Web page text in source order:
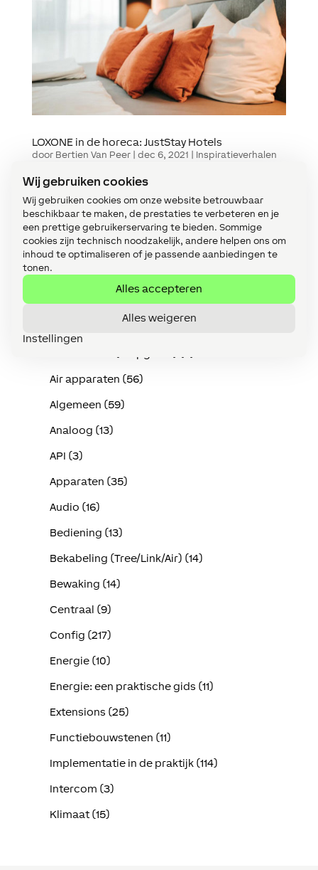
Wij gebruiken cookies
Wij gebruiken cookies om onze website betrouwbaar
beschikbaar te maken, de prestaties te verbeteren en je
een prettige gebruikerservaring te bieden. Sommige
cookies zijn technisch noodzakelijk, andere helpen ons om
inhoud te optimaliseren of je passende aanbiedingen te
tonen.
Alles accepteren
Alles weigeren
Instellingen
LOXONE in de horeca: JustStay Hotels
door Bertien Van Peer| dec 6, 2021 Inspiratieverhalen
Met hun innovatieve concept combineren
exclusief design. Loxone is een existentiële
bouwsteen voor deze nieuwe en volledig
geautomatiseerde hotelervaring. In totaal zijn 3
hotels door Loxone geautomatiseerd en
verdere...
Categories
Air apparaten (56)
Algemeen (59)
Analoog (13)
API (3)
Apparaten (35)
Audio (16)
Bediening (13)
Bekabeling (Tree/Link/Air) (14)
Bewaking (14)
Centraal (9)
Config (217)
Energie (10)
Energie: een praktische gids (11)
Extensions (25)
Functiebouwstenen (11)
Implementatie in de praktijk (114)
Intercom (3)
Klimaat (15)